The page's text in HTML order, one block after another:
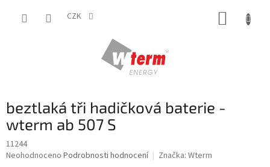
CZK
beztlaká tři hadičková baterie -
wterm ab 507 S
11244
Průměrné
Neohodnoceno Podrobnosti hodnocení Značka: Wterm